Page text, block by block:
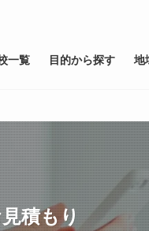
一覧 目的から探す 地
積もり